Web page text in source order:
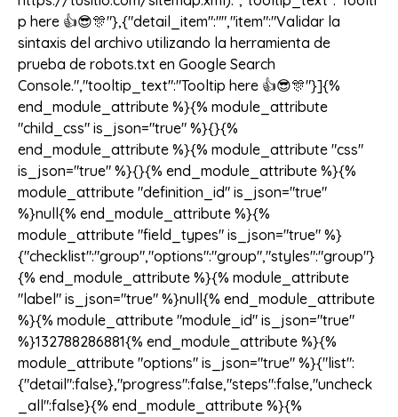
p here 👍😎🎊"},{"detail_item":"","item":"Validar la
sintaxis del archivo utilizando la herramienta de
prueba de robots.txt en Google Search
Console.","tooltip_text":"Tooltip here 👍😎🎊"}]{%
end_module_attribute %}{% module_attribute
"child_css" is_json="true" %}{}{%
end_module_attribute %}{% module_attribute "css"
is_json="true" %}{}{% end_module_attribute %}{%
module_attribute "definition_id" is_json="true"
%}null{% end_module_attribute %}{%
module_attribute "field_types" is_json="true" %}
{"checklist":"group","options":"group","styles":"group"}
{% end_module_attribute %}{% module_attribute
"label" is_json="true" %}null{% end_module_attribute
%}{% module_attribute "module_id" is_json="true"
%}132788286881{% end_module_attribute %}{%
module_attribute "options" is_json="true" %}{"list":
{"detail":false},"progress":false,"steps":false,"uncheck
_all":false}{% end_module_attribute %}{%